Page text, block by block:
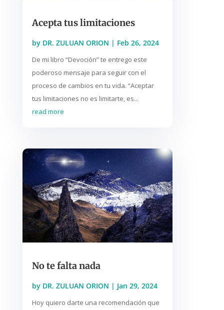
Acepta tus limitaciones
by DR. ZULUAN ORION | Feb 26, 2024
De mi libro “Devoción” te entrego este
poderoso mensaje para seguir con el
proceso de cambios en tu vida. “Aceptar
tus limitaciones no es limitarte, es...
read more
No te falta nada
by DR. ZULUAN ORION | Jan 29, 2024
Hoy quiero darte una recomendación que